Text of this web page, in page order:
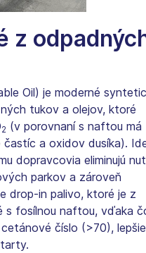
z
Oil) je moderné
tukov a olejov, ktoré
2 (v porovnaní s naftou má
a oxidov dusíka).
dopravcovia eliminujú
parkov a zároveň
drop-in palivo, ktoré je z
s fosílnou naftou, vďaka
číslo (>70), lepšie